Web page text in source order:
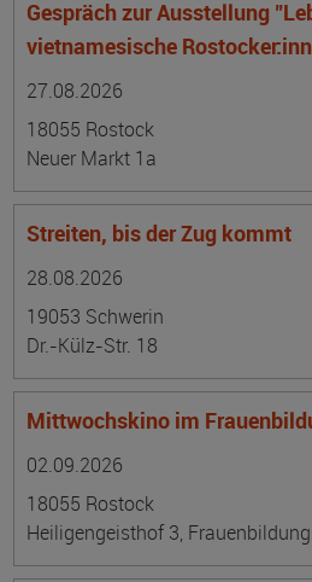
Gespräch zur Ausstellung
vietnamesische
27.08.2026
18055 Rostock
Neuer Markt 1a
Streiten, bis der Zug kommt
28.08.2026
19053 Schwerin
Dr.-Külz-Str. 18
Mittwochskino im
02.09.2026
18055 Rostock
Heiligengeisthof 3,